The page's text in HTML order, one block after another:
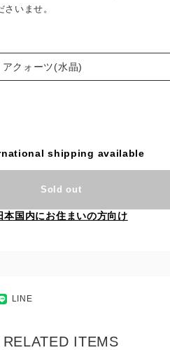
いませ。
shipping available
Sold out
本国内にお住まいの方向け
LINE
RELATED ITEMS